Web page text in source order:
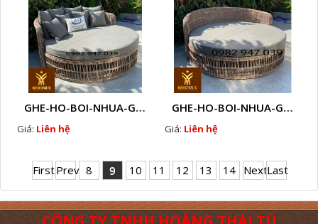
GHE-HO-BOI-NHUA-GIA-MAY-CAO-CAP-NGOAI-TROI-A2
Giá: Liên hệ
GHE-HO-BOI-NHUA-GIA-MAY-CAO-CAP-NGOAI-TROI-A1
Giá: Liên hệ
FirstPrev 8 9 10 11 12 13 14 NextLast